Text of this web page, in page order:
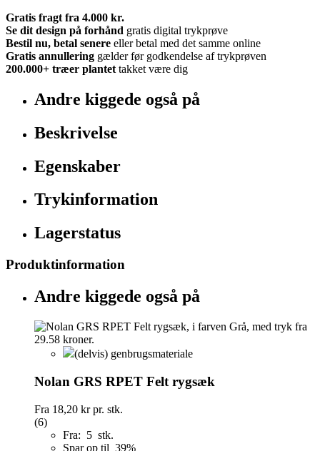
Gratis fragt fra 4.000 kr.
Se dit design på forhånd gratis digital trykprøve
Bestil nu, betal senere eller betal med det samme online
Gratis annullering gælder før godkendelse af trykprøven
200.000+ træer plantet takket være dig
Andre kiggede også på
Beskrivelse
Egenskaber
Trykinformation
Lagerstatus
Produktinformation
Andre kiggede også på
(delvis) genbrugsmateriale
Nolan GRS RPET Felt rygsæk
Fra 18,20 krpr. stk.
(6)
Fra: 5 stk.
Spar op til 39%